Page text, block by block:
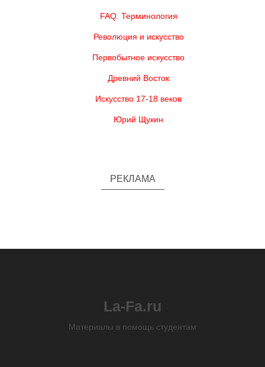
FAQ. Терминология
Революция и искусство
Первобытное искусство
Древний Восток
Искусство 17-18 веков
Юрий Щукин
РЕКЛАМА
La-Fa.ru
Материалы в помощь студентам